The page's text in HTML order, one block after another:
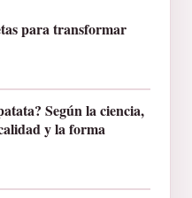
para transformar
Según la ciencia,
y la forma